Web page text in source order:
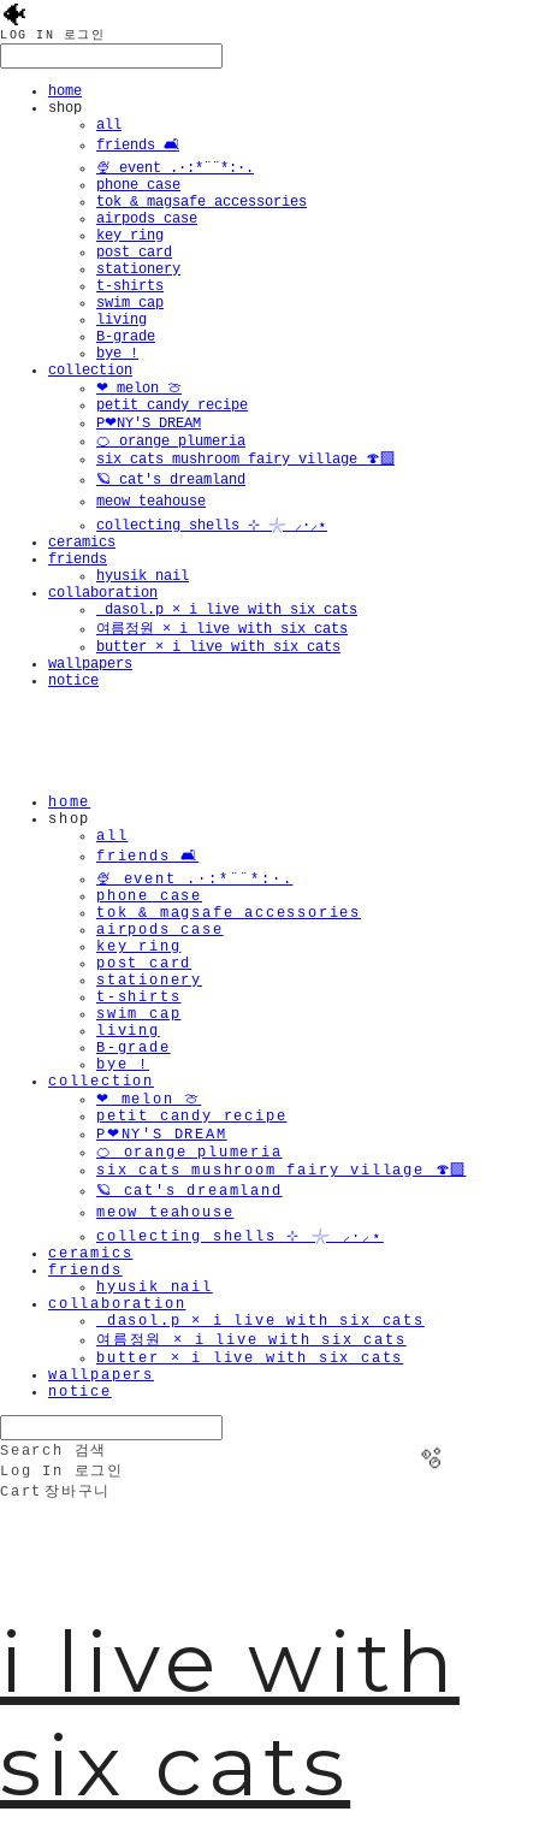
🐠
LOG IN 로그인
home
shop
all
friends 🛋️
🍨 event .·:*¨¨*:·.
phone case
tok & magsafe accessories
airpods case
key ring
post card
stationery
t-shirts
swim cap
living
B-grade
bye !
collection
❤︎ melon 🍈
petit candy recipe
P❤︎NY'S DREAM
🍊 orange plumeria
six cats mushroom fairy village 🍄‍🟫
🪐 cat's dreamland
meow teahouse
collecting shells ⊹ 𓇼 ⸝·⸝⋆
ceramics
friends
hyusik_nail
collaboration
_dasol.p × i live with six cats
여름정원 × i live with six cats
butter × i live with six cats
wallpapers
notice
home
shop
all
friends 🛋️
🍨 event .·:*¨¨*:·.
phone case
tok & magsafe accessories
airpods case
key ring
post card
stationery
t-shirts
swim cap
living
B-grade
bye !
collection
❤︎ melon 🍈
petit candy recipe
P❤︎NY'S DREAM
🍊 orange plumeria
six cats mushroom fairy village 🍄‍🟫
🪐 cat's dreamland
meow teahouse
collecting shells ⊹ 𓇼 ⸝·⸝⋆
ceramics
friends
hyusik_nail
collaboration
_dasol.p × i live with six cats
여름정원 × i live with six cats
butter × i live with six cats
wallpapers
notice
Search
검색
Log In
로그인
Cart 장바구니
i live with
six cats